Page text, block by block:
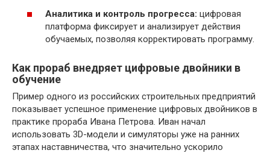
Аналитика и контроль прогресса: цифровая
платформа фиксирует и анализирует действия
обучаемых, позволяя корректировать программу.
Как прораб внедряет цифровые двойники в
обучение
Пример одного из российских строительных предприятий
показывает успешное применение цифровых двойников в
практике прораба Ивана Петрова. Иван начал
использовать 3D-модели и симуляторы уже на ранних
этапах наставничества, что значительно ускорило